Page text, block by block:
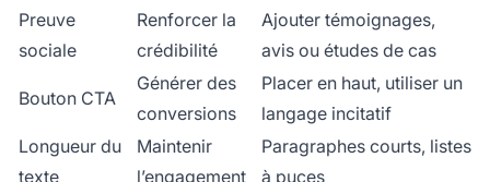
Preuve
sociale
Renforcer la
crédibilité
Ajouter témoignages,
avis ou études de cas
Bouton CTA
Générer des
conversions
Placer en haut, utiliser un
langage incitatif
Longueur du
texte
Maintenir
l’engagement
Paragraphes courts, listes
à puces